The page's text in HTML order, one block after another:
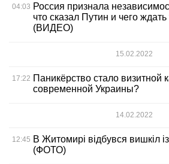
04:03 Россия признала
что сказал Путин и чего
(ВИДЕО)
15.02.2022
17:22 Паникёрство стало визитной
современной Украины?
14.02.2022
12:45 В Житомирі відбувся вишкіл
(ФОТО)